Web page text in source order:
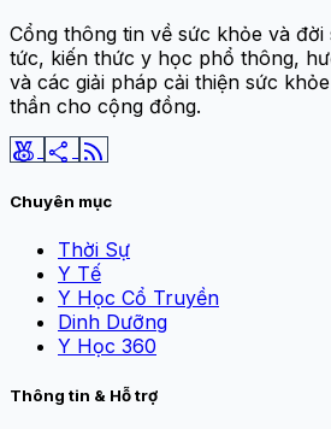
Cổng thông tin về sức khỏe và
tức, kiến thức y học phổ thông,
và các giải pháp cải thiện sức
thần cho cộng đồng.
social_leaderboard share rss_feed
Chuyên mục
Thời Sự
Y Tế
Y Học Cổ Truyền
Dinh Dưỡng
Y Học 360
Thông tin & Hỗ trợ